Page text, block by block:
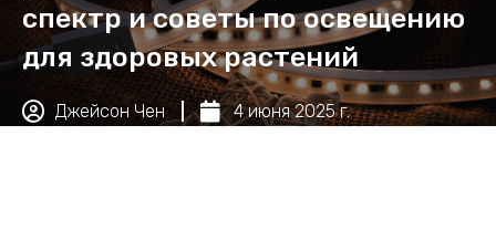
спектр и советы по освещению
для здоровых растений
Джейсон Чен 4 июня 2025 г.